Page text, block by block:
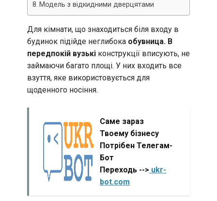
Модель з відкидними дверцятами
Для кімнати, що знаходиться біля входу в
будинок підійде неглибока обувница. В
передпокій вузькі конструкції вписують, не
займаючи багато площі. У них входить все
взуття, яке використовується для
щоденного носіння.
Саме зараз
Твоему бізнесу
Потрібен Телегам-
Бот
Переходь --> ukr-
bot.com